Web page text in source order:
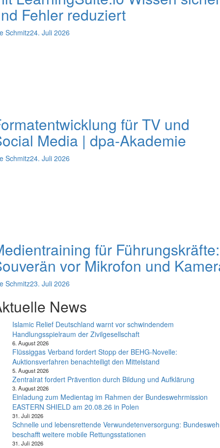
Fehler reduziert
Schmitz24. Juli 2026
für TV und
Media | dpa-Akademie
Schmitz24. Juli 2026
für Führungskräfte:
vor Mikrofon und
Schmitz23. Juli 2026
News
Islamic Relief Deutschland warnt vor schwindendem
Handlungsspielraum der Zivilgesellschaft
6. August 2026
Flüssiggas Verband fordert Stopp der BEHG-Novelle:
Auktionsverfahren benachteiligt den Mittelstand
5. August 2026
Zentralrat fordert Prävention durch Bildung und Aufklärung
3. August 2026
Einladung zum Medientag im Rahmen der Bundeswehrmission
EASTERN SHIELD am 20.08.26 in Polen
31. Juli 2026
Schnelle und lebensrettende Verwundetenversorgung:
beschafft weitere mobile Rettungsstationen
31. Juli 2026